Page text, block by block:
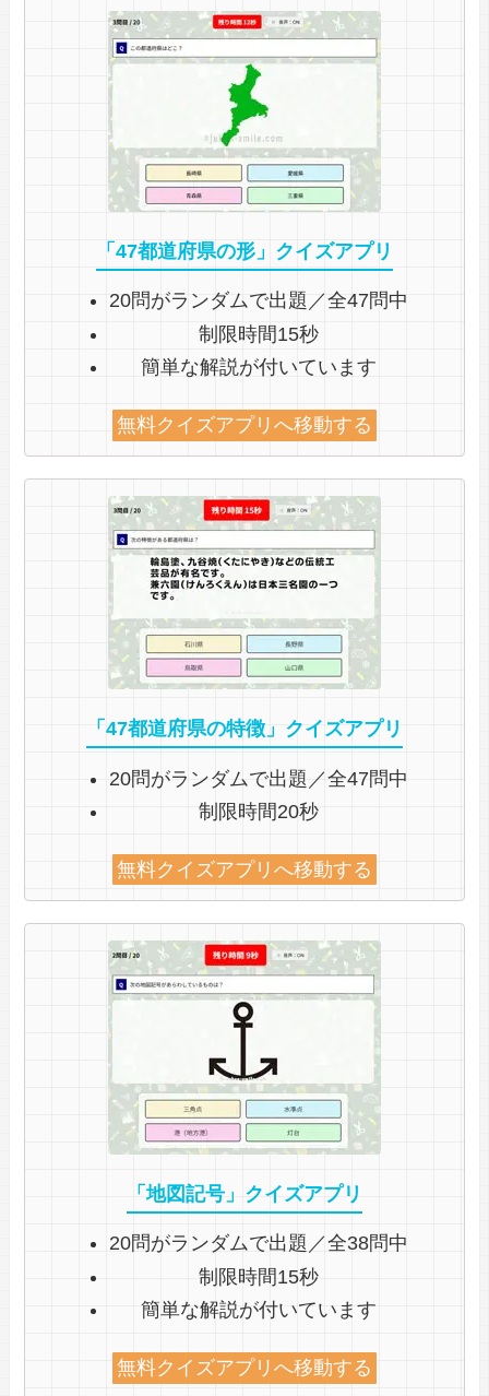
「47都道府県の形」クイズアプリ
20問がランダムで出題／全47問中
制限時間15秒
簡単な解説が付いています
無料クイズアプリへ移動する
「47都道府県の特徴」クイズアプリ
20問がランダムで出題／全47問中
制限時間20秒
無料クイズアプリへ移動する
「地図記号」クイズアプリ
20問がランダムで出題／全38問中
制限時間15秒
簡単な解説が付いています
無料クイズアプリへ移動する